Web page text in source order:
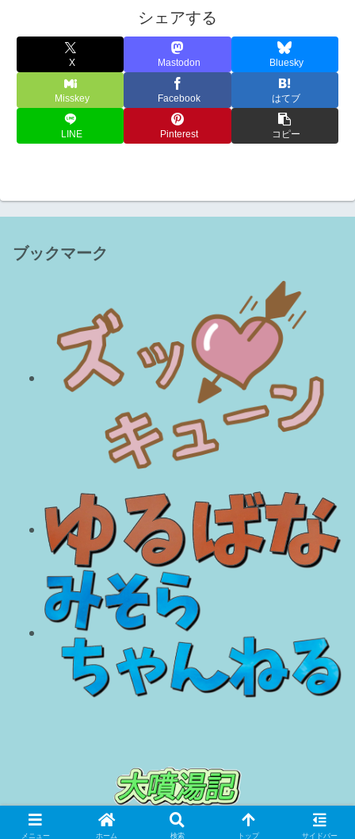
シェアする
X Mastodon Bluesky
Misskey Facebook はてブ
LINE Pinterest コピー
ブックマーク
© 2018 大噴湯記.
メニュー ホーム 検索 トップ サイドバー